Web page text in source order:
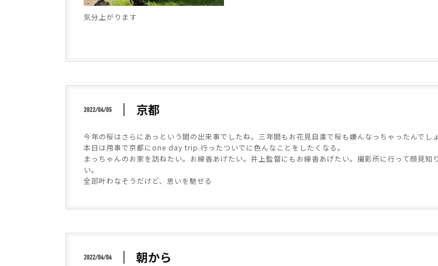
気分上がります
2022/04/05 京都
今年の桜はさらにあっという間の出来事でしたね。三年間もお花見自粛で桜も嫌んなっちゃったんでし
本日は用事で京都にone day trip.行ったついでに色んなことをしたくなる。
まっちゃんのお家を訪ねたい。お線香あげたい。井上監督にもお線香あげたい。撮影所に行って顔見
い。
全部叶わなそうだけど、思いを馳せる
2022/04/04 朝から